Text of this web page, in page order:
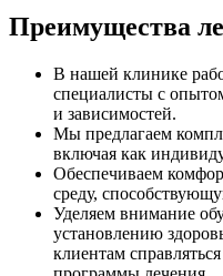
Преимущества
В нашей клинике
специалисты с
и зависимостей.
Мы предлагаем
включая как
Обеспечиваем
среду,
Уделяем внимание
установлению
клиентам